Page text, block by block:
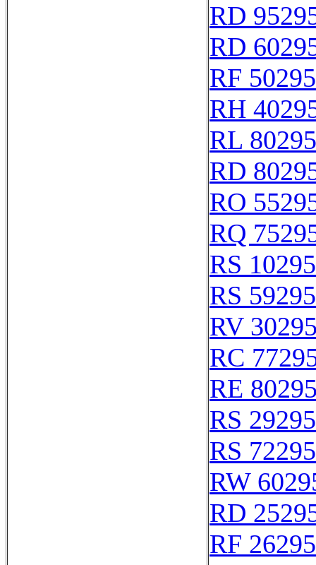
RD
RD
RF 50295
RH
RL 80295
RD
RO
RQ
RS 10295
RS 59295
RV
RC
RE
RS 29295
RS 72295
RW
RD
RF 26295